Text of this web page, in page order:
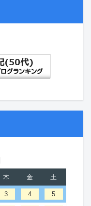
木 金 土
3 4 5